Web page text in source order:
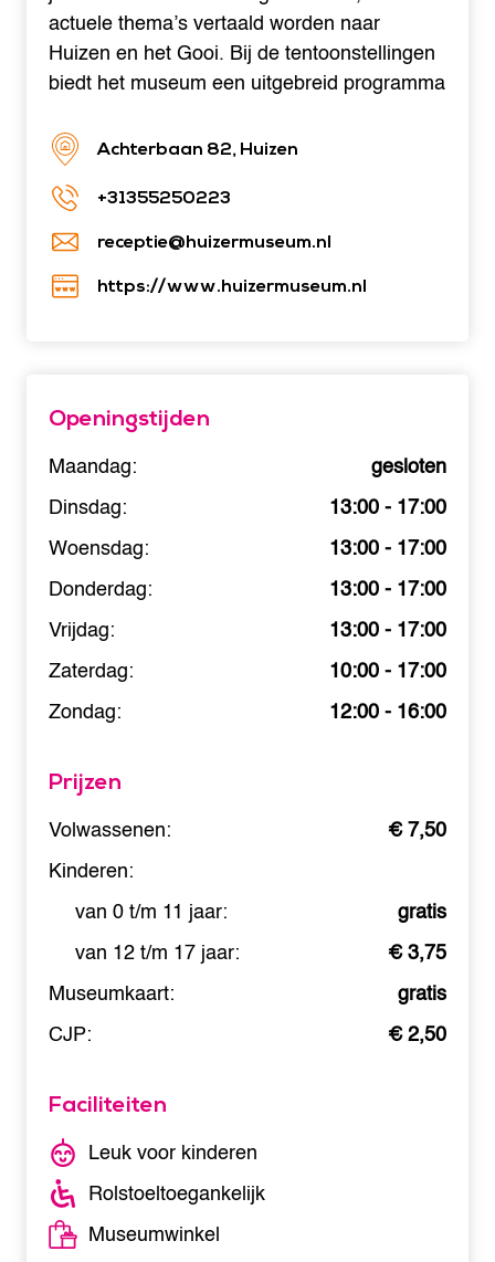
actuele thema’s vertaald worden naar
Huizen en het Gooi. Bij de tentoonstellingen
biedt het museum een uitgebreid programma
Achterbaan 82, Huizen
+31355250223
receptie@huizermuseum.nl
https://www.huizermuseum.nl
Openingstijden
Maandag:
gesloten
Dinsdag:
13:00 - 17:00
Woensdag:
13:00 - 17:00
Donderdag:
13:00 - 17:00
Vrijdag:
13:00 - 17:00
Zaterdag:
10:00 - 17:00
Zondag:
12:00 - 16:00
Prijzen
Volwassenen:
€ 7,50
Kinderen:
van 0 t/m 11 jaar:
gratis
van 12 t/m 17 jaar:
€ 3,75
Museumkaart:
gratis
CJP:
€ 2,50
Faciliteiten
Leuk voor kinderen
Rolstoeltoegankelijk
Museumwinkel